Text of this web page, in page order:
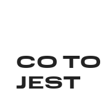
CO TO
JEST